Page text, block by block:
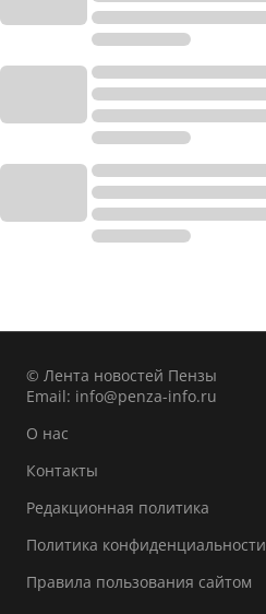
© Лента новостей Пензы
Email: info@penza-info.ru
О нас
Контакты
Редакционная политика
Политика конфиденциальности
Правила пользования сайтом